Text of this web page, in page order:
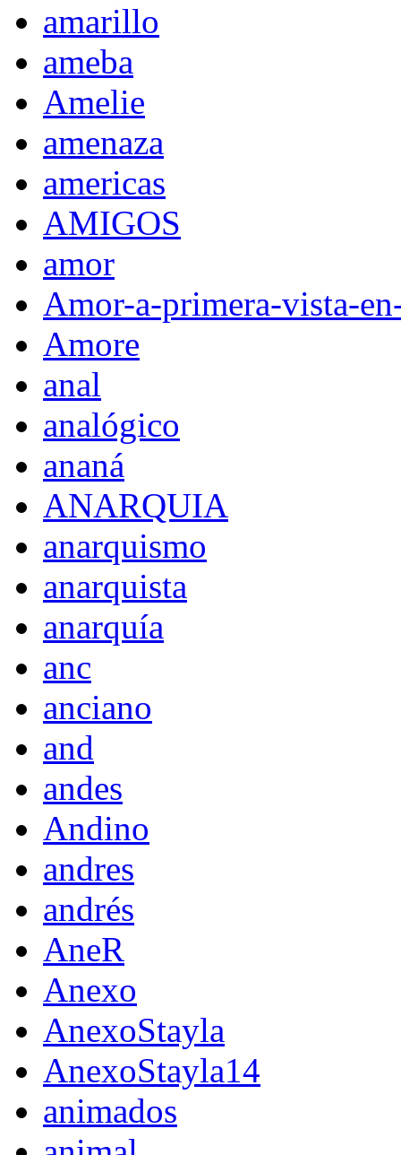
amarillo
ameba
Amelie
amenaza
americas
AMIGOS
amor
Amor-a-primera-vista-
Amore
anal
analógico
ananá
ANARQUIA
anarquismo
anarquista
anarquía
anc
anciano
and
andes
Andino
andres
andrés
AneR
Anexo
AnexoStayla
AnexoStayla14
animados